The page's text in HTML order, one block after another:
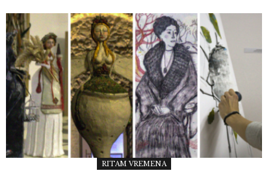
RITAM VREMENA